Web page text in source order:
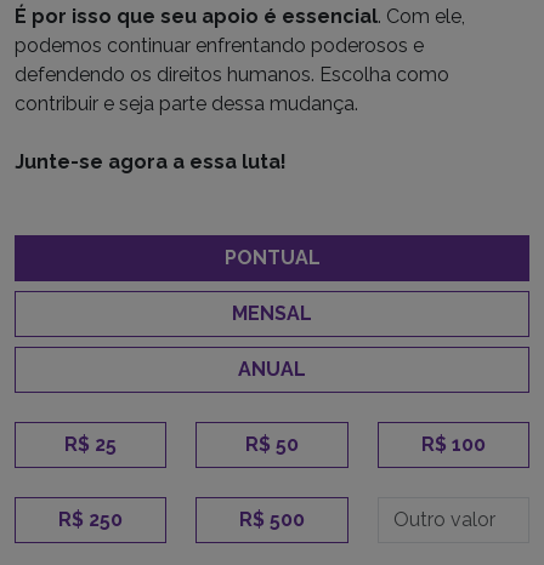
É por isso que seu apoio é essencial. Com ele,
podemos continuar enfrentando poderosos e
defendendo os direitos humanos. Escolha como
contribuir e seja parte dessa mudança.
Junte-se agora a essa luta!
PONTUAL
MENSAL
ANUAL
R$ 25 R$ 50 R$ 100
R$ 250 R$ 500